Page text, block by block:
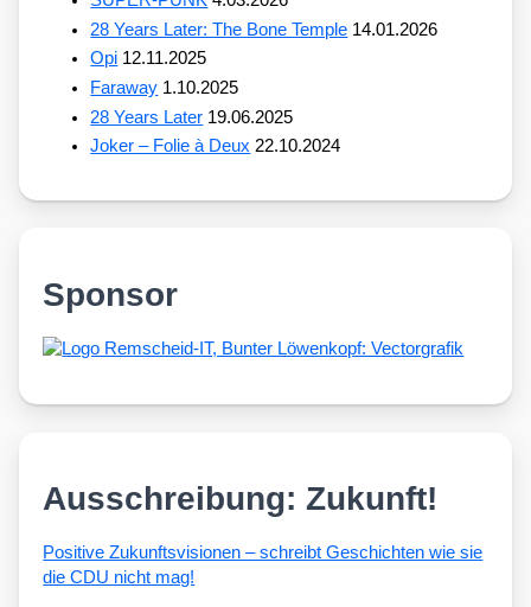
28 Years Later: The Bone Temple 14.01.2026
Opi 12.11.2025
Faraway 1.10.2025
28 Years Later 19.06.2025
Joker – Folie à Deux 22.10.2024
Sponsor
Ausschreibung: Zukunft!
Posi­ti­ve Zukunfts­vi­sio­nen – schreibt Geschich­ten wie sie
die CDU nicht mag!